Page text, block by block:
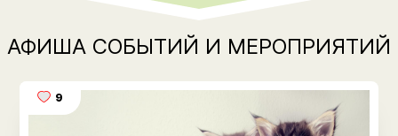
АФИША СОБЫТИЙ И МЕРОПРИЯТИЙ
9